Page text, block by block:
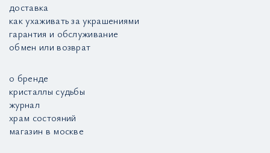
доставка
как ухаживать за украшениями
гарантия и обслуживание
обмен или возврат
о бренде
кристаллы судьбы
журнал
храм состояний
магазин в москве